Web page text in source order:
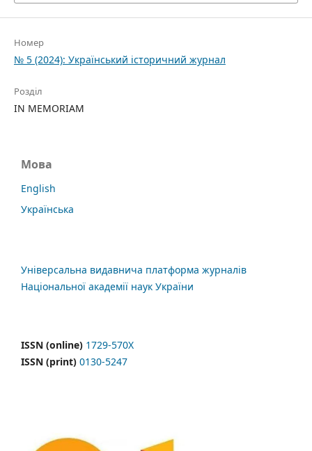
Номер
№ 5 (2024): Український історичний журнал
Розділ
IN MEMORIAM
Мова
English
Українська
Універсальна видавнича платформа журналів
Національної академії наук України
ISSN (online) 1729-570X
ISSN (print) 0130-5247